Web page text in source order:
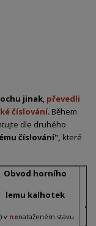
jinak, převedli
číslování. Během
dle druhého
číslování", které
Obvod horního
lemu kalhotek
v nenataženém stavu
a)